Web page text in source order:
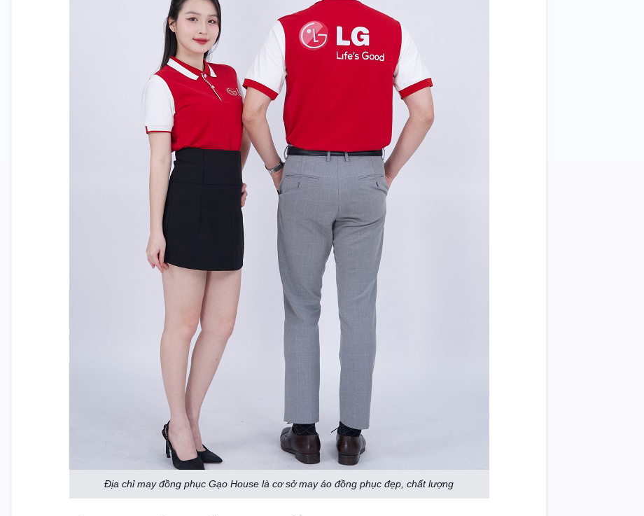
Địa chỉ may đồng phục Gạo House là cơ sở may áo đồng phục đẹp, chất lượng